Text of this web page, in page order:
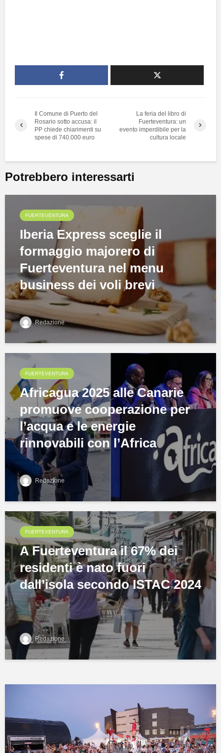
Il Comune di Puerto del
Rosario sotto accusa: il
PP chiede chiarimenti su
spese di 740.000 euro
La feria del libro di
Fuerteventura: un
evento imperdibile per la
cultura locale
Potrebbero interessarti
FUERTEVENTURA
Iberia Express sceglie il
formaggio majorero di
Fuerteventura nel menu
business dei voli brevi
Redazione
FUERTEVENTURA
Africagua 2025 alle Canarie
promuove cooperazione per
l’acqua e le energie
rinnovabili con l’Africa
Redazione
FUERTEVENTURA
A Fuerteventura il 67% dei
residenti è nato fuori
dall’isola secondo ISTAC 2024
Redazione